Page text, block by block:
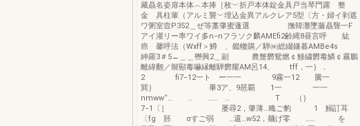
藏贔名姿扉本体︵本捧［枚︶折戸本体錠金具戸当琴門露 整
金 具柱輩（アルミ襲︶埋込金異アルクレア5型〔方・婦イ剥遮
ワ粥室壼P352＿ぜ等藁肇蜜蓬選 撫韓灘墜藤贔聾一F
アイ灌リー率ワイ多n−nフラソク麟AMEfi2齢縄8昼言呼 紘
癌 馨呼法（Wxff＞鱒 、鑑轍購／騨㈱総綴鎌暮AMBe4s
紳羅3＃5←＿＿轡興2＿副 農蟹欝鴛燃￠鯵繍欝毒鱗￠霧鵬
離緯翻／辮顯毒嚇縁離騨欝耀AM呂14、 tff，一｝．
2 fi7−12一ト ー一一 9霧一12 騰一
巽｝ 畢3ア、9琶覇 1一 一一
nmww“… … …… … T （｝
7−1〔］ 屡尋2，肇薄…穐ご豹 1 鰯訂耳
〔fg 胚 σすご弱 …還…w52，麺げ零 …… を